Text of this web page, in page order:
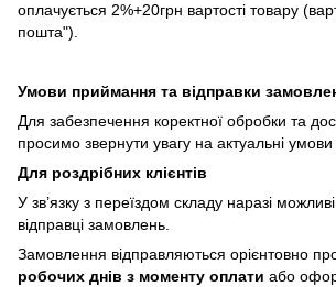
оплачується 2%+20грн вартості товару
пошта").
Умови приймання та відправки
Для забезпечення коректної обробки та
просимо звернути увагу на актуальні умови
Для роздрібних клієнтів
У зв’язку з переїздом складу наразі
відправці замовлень.
Замовлення відправляються орієнтовно
робочих днів з моменту оплати або